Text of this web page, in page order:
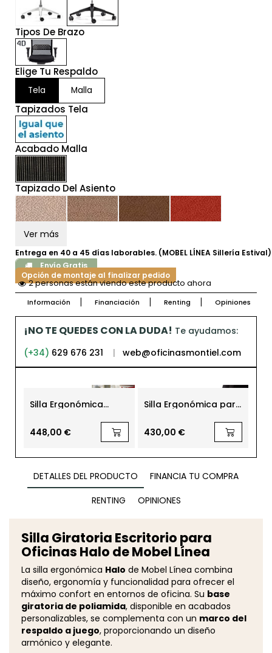
Tipos De Brazo
Elige Tu Respaldo
Tela Malla
Tapizados Tela
Acabado Malla
Tapizado Del Asiento
Ver más
Entrega en 40 a 45 días laborables. (MOBEL LÍNEA Sillería Estival)
Envío Gratis
Opción de montaje al finalizar pedido
2 personas están viendo este producto ahora
Información Financiación Renting Opiniones
¡NO TE QUEDES CON LA DUDA! Te ayudamos:
(+34) 629 676 231 | web@oficinasmontiel.com
Silla Ergonómica
448,00 €
Silla Ergonómica para
430,00 €
DETALLES DEL PRODUCTO
FINANCIA TU COMPRA
RENTING
OPINIONES
Silla Giratoria Escritorio para
Oficinas Halo de Mobel Línea
La silla ergonómica Halo de Mobel Línea combina
diseño, ergonomía y funcionalidad para ofrecer el
máximo confort en entornos de oficina. Su base
giratoria de poliamida, disponible en acabados
personalizables, se complementa con un marco del
respaldo a juego, proporcionando un diseño
armónico y elegante.